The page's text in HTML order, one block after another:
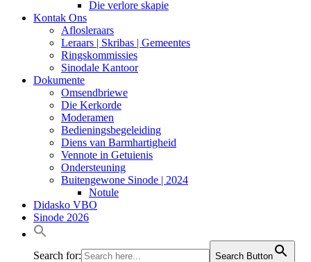
Die verlore skapie
Kontak Ons
Aflosleraars
Leraars | Skribas | Gemeentes
Ringskommissies
Sinodale Kantoor
Dokumente
Omsendbriewe
Die Kerkorde
Moderamen
Bedieningsbegeleiding
Diens van Barmhartigheid
Vennote in Getuienis
Ondersteuning
Buitengewone Sinode | 2024
Notule
Didasko VBO
Sinode 2026
Search for: Search Button